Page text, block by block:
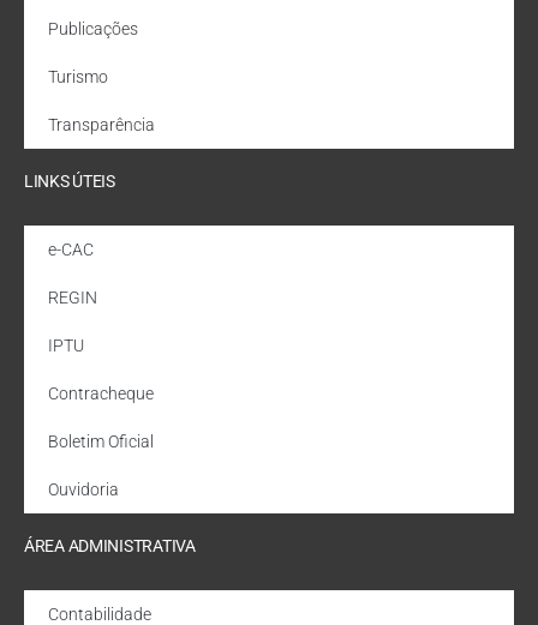
Publicações
Turismo
Transparência
LINKS ÚTEIS
e-CAC
REGIN
IPTU
Contracheque
Boletim Oficial
Ouvidoria
ÁREA ADMINISTRATIVA
Contabilidade